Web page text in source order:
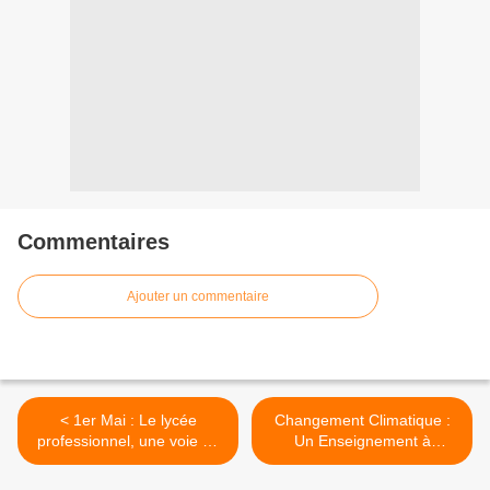
Commentaires
Ajouter un commentaire
< 1er Mai : Le lycée
professionnel, une voie de
formation en danger ? |
Changement Climatique :
Un Enseignement à
changer ? >